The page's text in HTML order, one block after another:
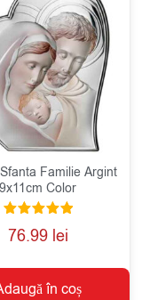
Familie Argint
9x11cm Color
Evaluat la
5.00
76.99 lei
în coș